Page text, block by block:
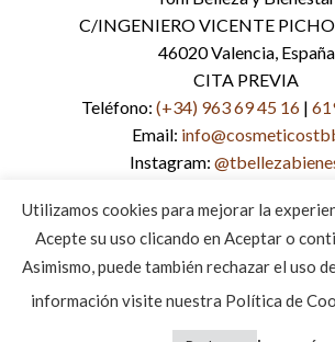
C/INGENIERO VICENTE
46020 Valencia, España
CITA PREVIA
Teléfono: (+34) 963 69 45 16 |
Email:
Instagram:
Página web:
Copyright 2026 ©
Utilizamos cookies para mejorar la
Acepte su uso clicando en Aceptar o
Asimismo, puede también rechazar el uso
información visite nuestra Política de